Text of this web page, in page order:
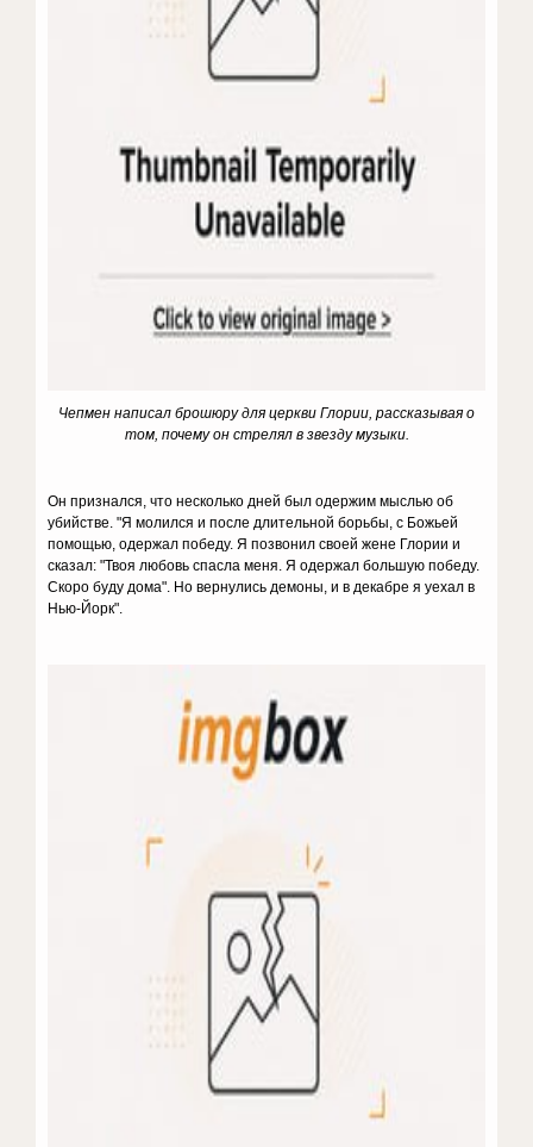
Чепмен написал брошюру для церкви Глории, рассказывая о
том, почему он стрелял в звезду музыки.
Он признался, что несколько дней был одержим мыслью об
убийстве. "Я молился и после длительной борьбы, с Божьей
помощью, одержал победу. Я позвонил своей жене Глории и
сказал: "Твоя любовь спасла меня. Я одержал большую победу.
Скоро буду дома". Но вернулись демоны, и в декабре я уехал в
Нью-Йорк".